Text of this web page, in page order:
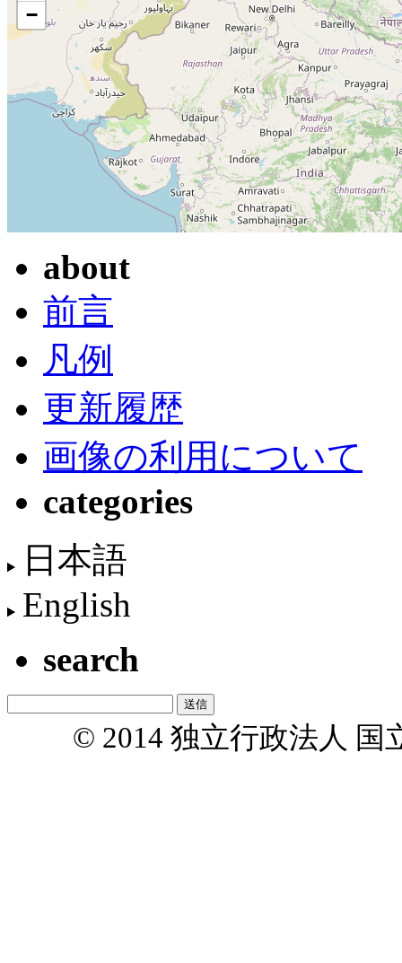
−
about
前言
凡例
更新履歴
画像の利用について
categories
日本語
English
search
© 2014 独立行政法人 国